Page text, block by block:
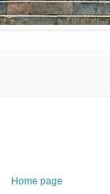
Home page